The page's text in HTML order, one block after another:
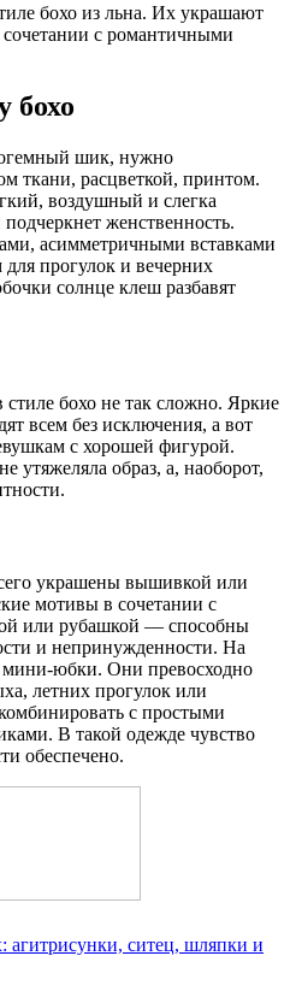
бохо из льна. Их украшают
с романтичными
бохо
шик, нужно
ткани, расцветкой, принтом.
воздушный и слегка
женственность.
асимметричными вставками
прогулок и вечерних
солнце клеш разбавят
бохо не так сложно. Яркие
всем без исключения, а вот
с хорошей фигурой.
утяжеляла образ, а, наоборот,
украшены вышивкой или
мотивы в сочетании с
или рубашкой — способны
и непринужденности. На
мини-юбки. Они превосходно
летних прогулок или
с простыми
В такой одежде чувство
обеспечено.
агитрисунки, ситец, шляпки и